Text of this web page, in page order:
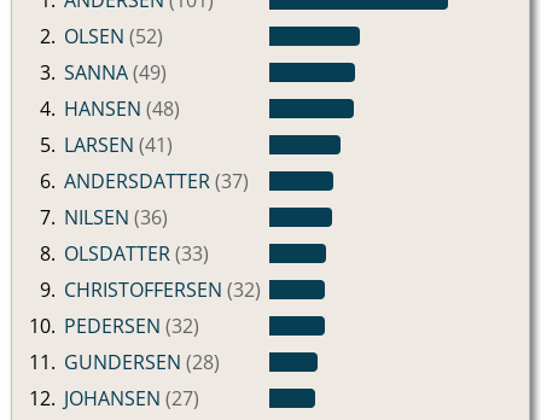
2. OLSEN (52)
3. SANNA(49)
4. HANSEN (48)
5. LARSEN (41)
6. ANDERSDATTER(37)
7. NILSEN (36)
8. OLSDATTER(33)
9. CHRISTOFFERSEN (32)
10. PEDERSEN (32)
11. GUNDERSEN (28)
12. JOHANSEN (27)